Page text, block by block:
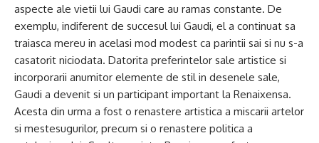
aspecte ale vietii lui Gaudi care au ramas constante. De
exemplu, indiferent de succesul lui Gaudi, el a continuat sa
traiasca mereu in acelasi mod modest ca parintii sai si nu s-a
casatorit niciodata. Datorita preferintelor sale artistice si
incorporarii anumitor elemente de stil in desenele sale,
Gaudi a devenit si un participant important la Renaixensa.
Acesta din urma a fost o renastere artistica a miscarii artelor
si mestesugurilor, precum si o renastere politica a